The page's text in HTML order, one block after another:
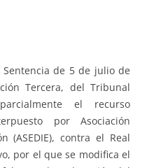
Sentencia de 5 de julio de
Tercera, del Tribunal
el recurso
por Asociación
(ASEDIE), contra el Real
por el que se modifica el